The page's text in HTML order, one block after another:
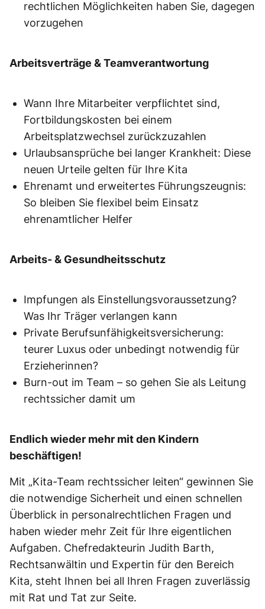
rechtlichen Möglichkeiten haben Sie, dagegen
vorzugehen
Arbeitsverträge & Teamverantwortung
Wann Ihre Mitarbeiter verpflichtet sind,
Fortbildungskosten bei einem
Arbeitsplatzwechsel zurückzuzahlen
Urlaubsansprüche bei langer Krankheit: Diese
neuen Urteile gelten für Ihre Kita
Ehrenamt und erweitertes Führungszeugnis:
So bleiben Sie flexibel beim Einsatz
ehrenamtlicher Helfer
Arbeits- & Gesundheitsschutz
Impfungen als Einstellungsvoraussetzung?
Was Ihr Träger verlangen kann
Private Berufsunfähigkeitsversicherung:
teurer Luxus oder unbedingt notwendig für
Erzieherinnen?
Burn-out im Team – so gehen Sie als Leitung
rechtssicher damit um
Endlich wieder mehr mit den Kindern
beschäftigen!
Mit „Kita-Team rechtssicher leiten“ gewinnen Sie
die notwendige Sicherheit und einen schnellen
Überblick in personalrechtlichen Fragen und
haben wieder mehr Zeit für Ihre eigentlichen
Aufgaben. Chefredakteurin Judith Barth,
Rechtsanwältin und Expertin für den Bereich
Kita, steht Ihnen bei all Ihren Fragen zuverlässig
mit Rat und Tat zur Seite.